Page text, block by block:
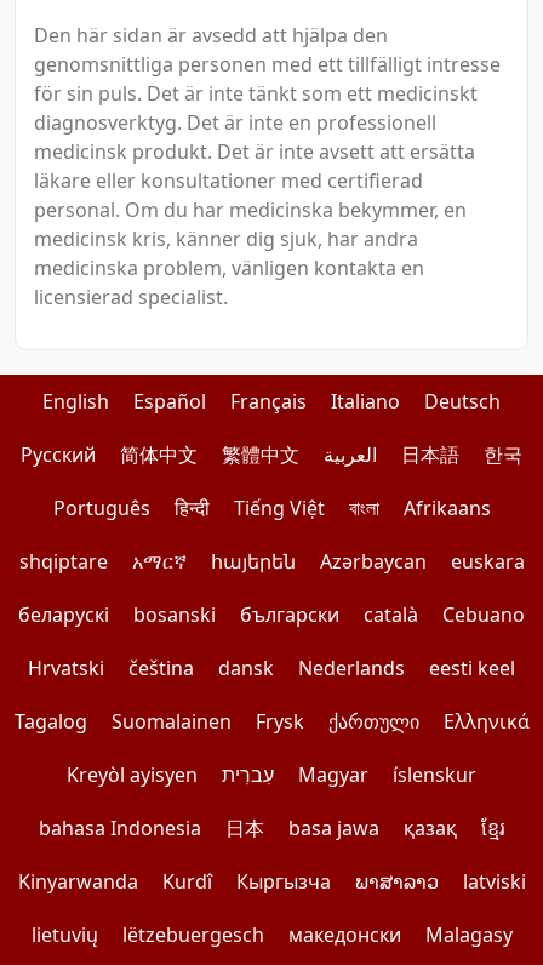
Den här sidan är avsedd att hjälpa den
genomsnittliga personen med ett tillfälligt intresse
för sin puls. Det är inte tänkt som ett medicinskt
diagnosverktyg. Det är inte en professionell
medicinsk produkt. Det är inte avsett att ersätta
läkare eller konsultationer med certifierad
personal. Om du har medicinska bekymmer, en
medicinsk kris, känner dig sjuk, har andra
medicinska problem, vänligen kontakta en
licensierad specialist.
English Español Français Italiano
Deutsch
Pусский
简体中文 繁體中文 العربية 日本語
한국
Português
हिन्दी Tiếng Việt বাংলা
Afrikaans
shqiptare
አማርኛ հայերեն Azərbaycan
euskara
беларускі
bosanski български català
Cebuano
Hrvatski
čeština dansk Nederlands
eesti keel
Tagalog
Suomalainen Frysk ქართული
Ελληνικά
Kreyòl ayisyen
עִברִית Magyar
íslenskur
bahasa Indonesia
日本 basa jawa қазақ
ខ្មែរ
Kinyarwanda
Kurdî Кыргызча ພາສາລາວ
latviski
lietuvių
lëtzebuergesch македонски Malagasy